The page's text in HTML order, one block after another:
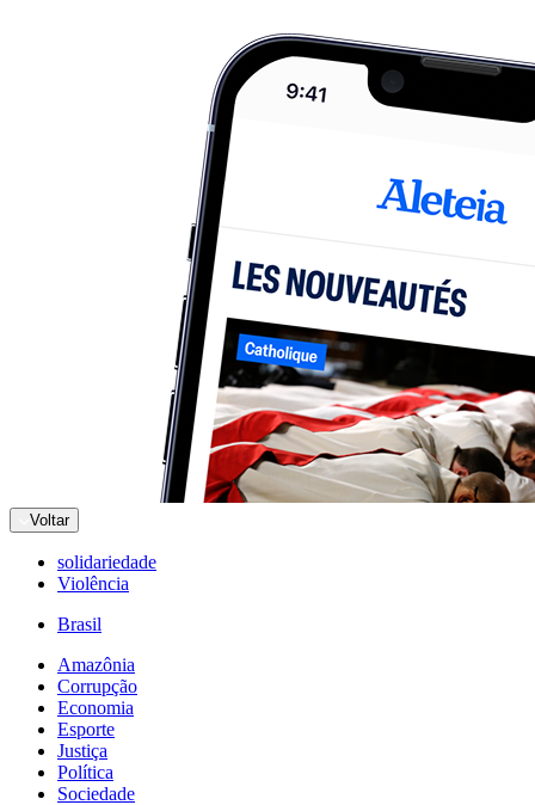
Voltar
solidariedade
Violência
Brasil
Amazônia
Corrupção
Economia
Esporte
Justiça
Política
Sociedade